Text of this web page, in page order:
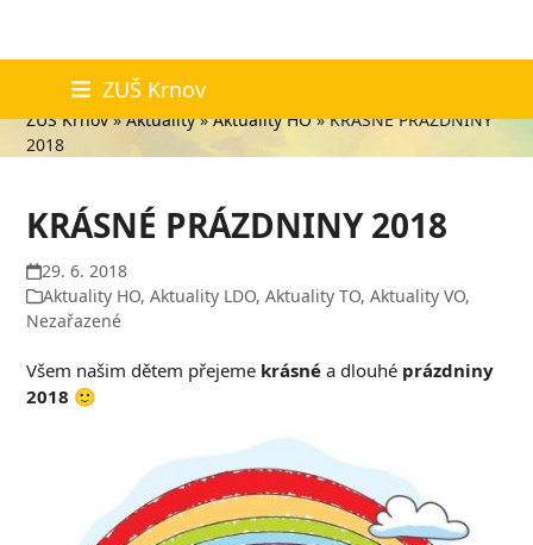
content
ZUŠ Krnov
Aktuality
ZUŠ Krnov»Aktuality»Aktuality HO»KRÁSNÉ PRÁZDNINY
2018
KRÁSNÉ PRÁZDNINY 2018
29. 6. 2018
Aktuality HO,Aktuality LDO,Aktuality TO,Aktuality VO,
Nezařazené
Všem našim dětem přejeme krásné a dlouhé prázdniny
2018 🙂